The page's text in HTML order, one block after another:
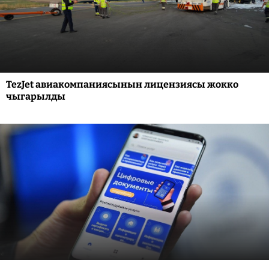
TezJet авиакомпаниясынын лицензиясы жокко
чыгарылды